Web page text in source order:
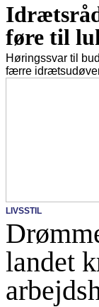
føre til
Høringssvar til
færre
LIVSSTIL
landet